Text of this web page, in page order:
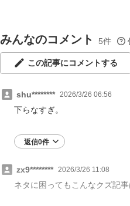
みんなのコメント 5件
この記事にコメントする
shu******** 2026/3/26 06:56
下らなすぎ。
返信0件
zx9******** 2026/3/26 11:08
ネタに困ってもこんなクズ記